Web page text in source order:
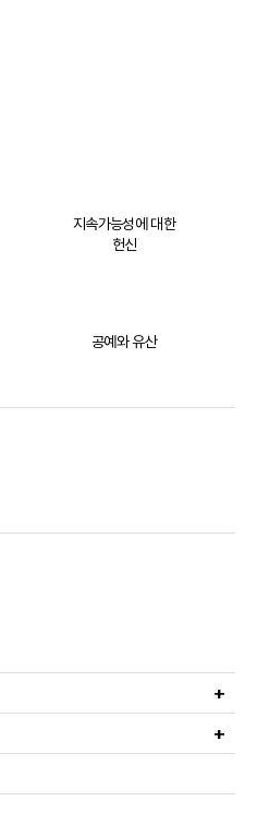
지속가능성에 대한
헌신
공예와 유산